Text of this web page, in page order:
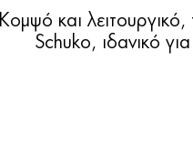
Κομψό και λειτουργικό,
Schuko, ιδανικό